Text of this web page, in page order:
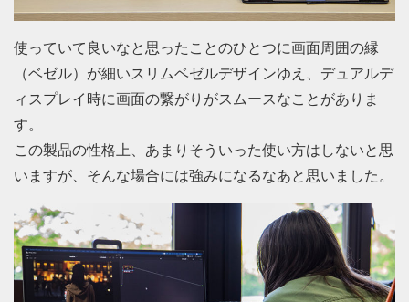
使っていて良いなと思ったことのひとつに画面周囲の縁
（ベゼル）が細いスリムベゼルデザインゆえ、デュアルデ
ィスプレイ時に画面の繋がりがスムースなことがありま
す。
この製品の性格上、あまりそういった使い方はしないと思
いますが、そんな場合には強みになるなあと思いました。